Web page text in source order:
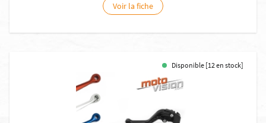
Voir la fiche
Disponible [12 en stock]